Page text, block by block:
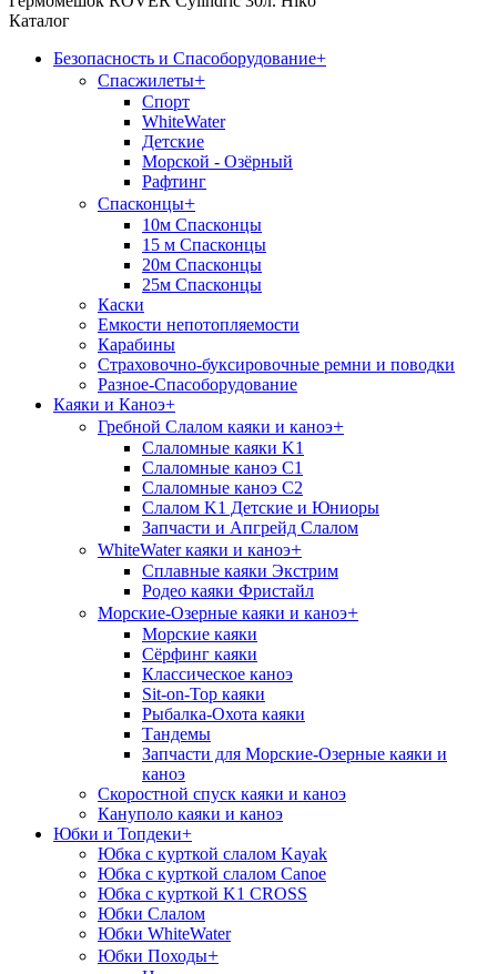
Каталог
Безопасность и Спасоборудование+
Спасжилеты+
Спорт
WhiteWater
Детские
Морской - Озёрный
Рафтинг
Спасконцы+
10м Спасконцы
15 м Спасконцы
20м Спасконцы
25м Спасконцы
Каски
Емкости непотопляемости
Карабины
Страховочно-буксировочные ремни и поводки
Разное-Спасоборудование
Каяки и Каноэ+
Гребной Слалом каяки и каноэ+
Слаломные каяки K1
Слаломные каноэ С1
Слаломные каноэ С2
Слалом K1 Детские и Юниоры
Запчасти и Апгрейд Слалом
WhiteWater каяки и каноэ+
Сплавные каяки Экстрим
Родео каяки Фристайл
Морские-Озерные каяки и каноэ+
Морские каяки
Сёрфинг каяки
Классическое каноэ
Sit-on-Top каяки
Рыбалка-Охота каяки
Тандемы
Запчасти для Морские-Озерные каяки и
каноэ
Скоростной спуск каяки и каноэ
Кануполо каяки и каноэ
Юбки и Топдеки+
Юбка с курткой слалом Kayak
Юбка с курткой слалом Canoe
Юбка с курткой K1 CROSS
Юбки Слалом
Юбки WhiteWater
Юбки Походы+